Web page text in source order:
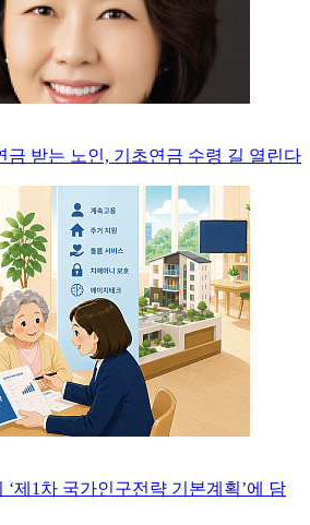
금 받는 노인, 기초연금 수령 길 열린다
‘제1차 국가인구전략 기본계획’에 담